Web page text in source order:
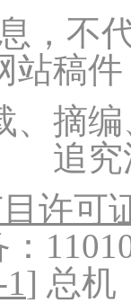
，不
站稿
、摘
追
许可
] 总机